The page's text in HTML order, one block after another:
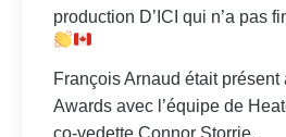
production D’ICI qui n’a pas
François Arnaud était
Awards avec l’équipe de
co-vedette Connor Storrie.